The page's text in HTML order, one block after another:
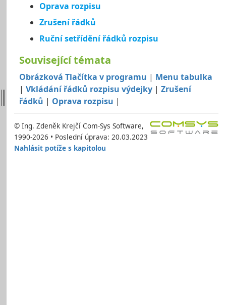
Oprava rozpisu
Zrušení řádků
Ruční setřídění řádků rozpisu
Související témata
Obrázková Tlačítka v programu | Menu tabulka
| Vkládání řádků rozpisu výdejky | Zrušení
řádků | Oprava rozpisu |
© Ing. Zdeněk Krejčí Com-Sys Software,
1990-2026 • Poslední úprava: 20.03.2023
Nahlásit potíže s kapitolou